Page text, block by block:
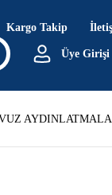
Kargo Takip
Üye Girişi